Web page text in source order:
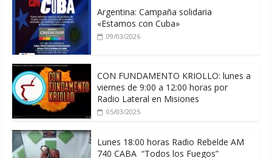
Argentina: Campaña solidaria
«Estamos con Cuba»
09/03/2026
CON FUNDAMENTO KRIOLLO: lunes a
viernes de 9:00 a 12:00 horas por
Radio Lateral en Misiones
05/03/2025
Lunes 18:00 horas Radio Rebelde AM
740 CABA “Todos los Fuegos”